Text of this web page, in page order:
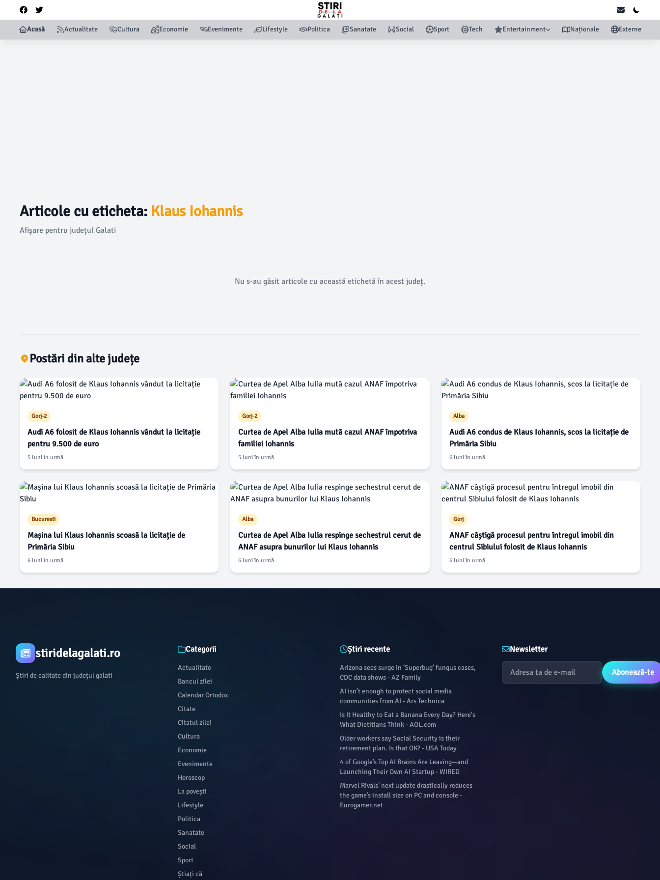
Acasă Actualitate Cultura Economie Evenimente Lifestyle Politica Sanatate Social Sport Tech Entertainment Naționale Externe
Articole cu eticheta: Klaus Iohannis
Afișare pentru județul Galati
Nu s-au găsit articole cu această etichetă în acest județ.
Postări din alte județe
Gorj-2
Audi A6 folosit de Klaus Iohannis vândut la licitație
pentru 9.500 de euro
5 luni în urmă
Gorj-2
Curtea de Apel Alba Iulia mută cazul ANAF împotriva
familiei Iohannis
5 luni în urmă
Alba
Audi A6 condus de Klaus Iohannis, scos la licitație de
Primăria Sibiu
6 luni în urmă
Bucuresti
Mașina lui Klaus Iohannis scoasă la licitație de
Primăria Sibiu
6 luni în urmă
Alba
Curtea de Apel Alba Iulia respinge sechestrul cerut de
ANAF asupra bunurilor lui Klaus Iohannis
6 luni în urmă
Gorj
ANAF câștigă procesul pentru întregul imobil din
centrul Sibiului folosit de Klaus Iohannis
6 luni în urmă
stiridelagalati.ro
Știri de calitate din județul galati
Categorii
Actualitate
Bancul zilei
Calendar Ortodox
Citate
Citatul zilei
Cultura
Economie
Evenimente
Horoscop
La povești
Lifestyle
Politica
Sanatate
Social
Sport
Știați că
Știri recente
Arizona sees surge in ‘Superbug’ fungus cases,
CDC data shows - AZ Family
AI isn’t enough to protect social media
communities from AI - Ars Technica
Is It Healthy to Eat a Banana Every Day? Here's
What Dietitians Think - AOL.com
Older workers say Social Security is their
retirement plan. Is that OK? - USA Today
4 of Google’s Top AI Brains Are Leaving—and
Launching Their Own AI Startup - WIRED
Marvel Rivals’ next update drastically reduces
the game’s install size on PC and console -
Eurogamer.net
Newsletter
Abonează-te